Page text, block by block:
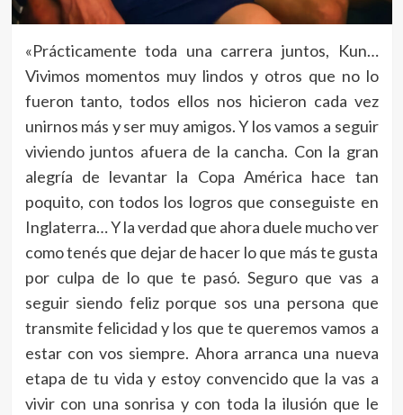
«Prácticamente toda una carrera juntos, Kun…
Vivimos momentos muy lindos y otros que no lo
fueron tanto, todos ellos nos hicieron cada vez
unirnos más y ser muy amigos. Y los vamos a seguir
viviendo juntos afuera de la cancha. Con la gran
alegría de levantar la Copa América hace tan
poquito, con todos los logros que conseguiste en
Inglaterra… Y la verdad que ahora duele mucho ver
como tenés que dejar de hacer lo que más te gusta
por culpa de lo que te pasó. Seguro que vas a
seguir siendo feliz porque sos una persona que
transmite felicidad y los que te queremos vamos a
estar con vos siempre. Ahora arranca una nueva
etapa de tu vida y estoy convencido que la vas a
vivir con una sonrisa y con toda la ilusión que le